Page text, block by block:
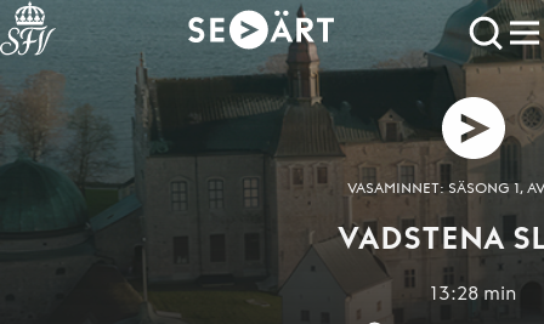
VASAMINNET: SÄSONG 1,
VADSTENA
13:28 min